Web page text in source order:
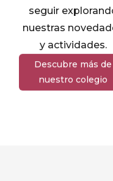
seguir
nuestras
y actividades.
Descubre más de
nuestro colegio